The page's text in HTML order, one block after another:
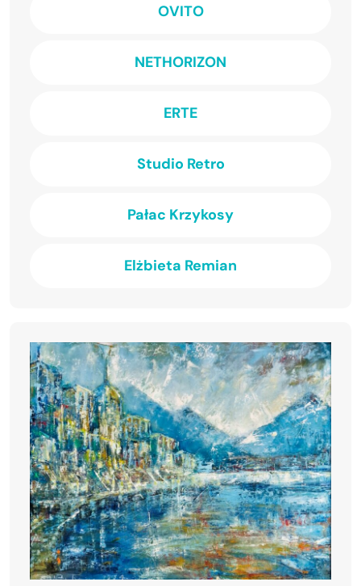
OVITO
NETHORIZON
ERTE
Studio Retro
Pałac Krzykosy
Elżbieta Remian